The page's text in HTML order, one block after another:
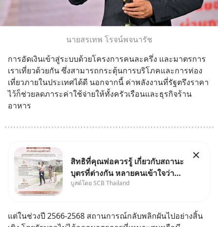
นายสรเทพ โรจน์พจนารัช
การอัดเงินเข้าสู่ระบบด้วยโครงการคนละครึ่ง และมาตรการ
เราเที่ยวด้วยกัน ซึ่งสามารถกระตุ้นการบริโภคและการท่อง
เที่ยวภายในประเทศได้ดี นอกจากนี้ ค่าพลังงานที่รัฐตรึงราคา
ไว้ก็ช่วยลดภาระค่าใช้จ่ายให้ทั้งครัวเรือนและธุรกิจร้าน
อาหาร
สิทธิที่คุณพ่อควรรู้ เกี่ยวกับสถานะ
บุตรที่ต่างกัน หลายคนเข้าใจว่า
"เมื่อเป็นลูกของพ่อและแม่ ก็ย่อม
กฎหมายไทยไม่ได้กำหนดไว้แบบ
บูสต์โดย SCB Thailand
แต่ในช่วงปี 2566-2568 สถานการณ์กลับพลิกผันไปอย่างสิ้น